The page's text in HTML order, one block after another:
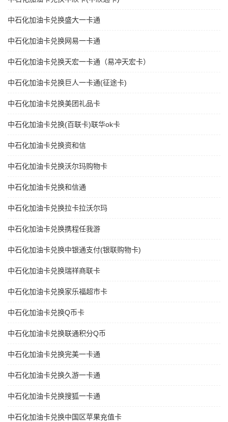
中石化加油卡兑换盛大一卡通
中石化加油卡兑换网易一卡通
中石化加油卡兑换天宏一卡通（易冲天宏卡）
中石化加油卡兑换巨人一卡通(征途卡)
中石化加油卡兑换美团礼品卡
中石化加油卡兑换(百联卡)联华ok卡
中石化加油卡兑换资和信
中石化加油卡兑换沃尔玛购物卡
中石化加油卡兑换和信通
中石化加油卡兑换拉卡拉沃尔玛
中石化加油卡兑换携程任我游
中石化加油卡兑换中银通支付(银联购物卡)
中石化加油卡兑换瑞祥商联卡
中石化加油卡兑换家乐福超市卡
中石化加油卡兑换Q币卡
中石化加油卡兑换联通积分Q币
中石化加油卡兑换完美一卡通
中石化加油卡兑换久游一卡通
中石化加油卡兑换搜狐一卡通
中石化加油卡兑换中国区苹果充值卡